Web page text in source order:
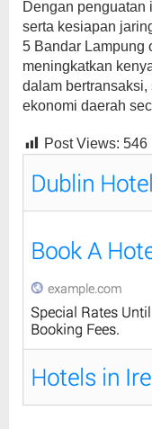
Dengan penguatan
serta kesiapan
5 Bandar Lampung
meningkatkan
dalam
ekonomi daerah
Post Views: 546